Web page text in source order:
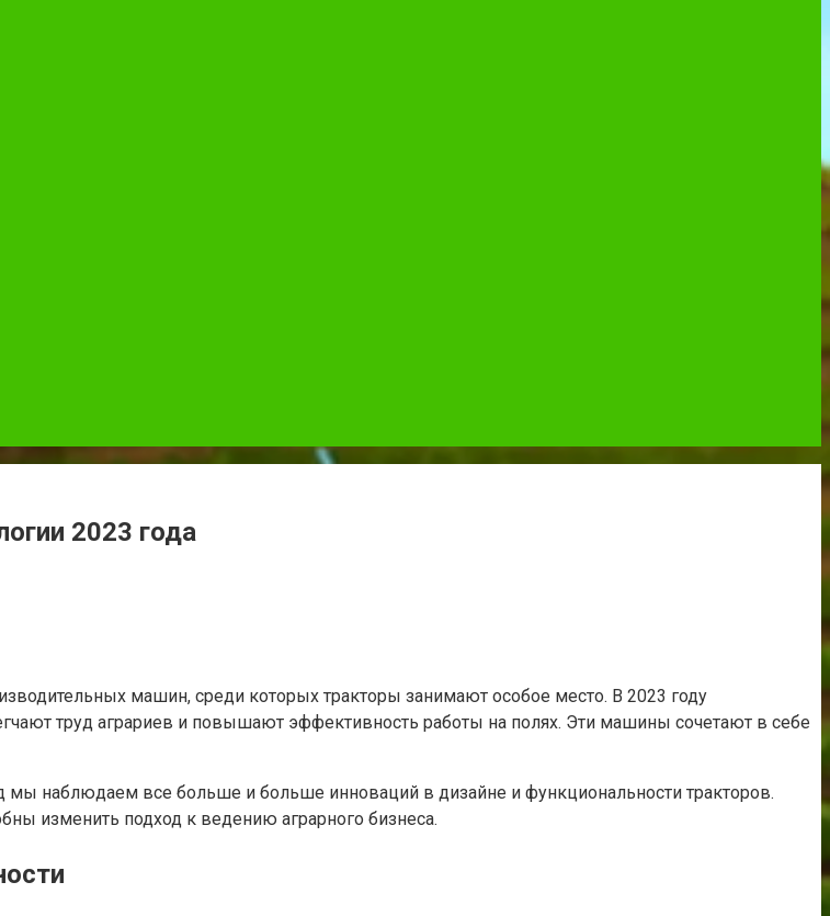
2023 года
машин, среди которых тракторы занимают особое место. В 2023 году
труд аграриев и повышают эффективность работы на полях. Эти машины сочетают в себе
мы наблюдаем все больше и больше инноваций в дизайне и функциональности тракторов.
изменить подход к ведению аграрного бизнеса.